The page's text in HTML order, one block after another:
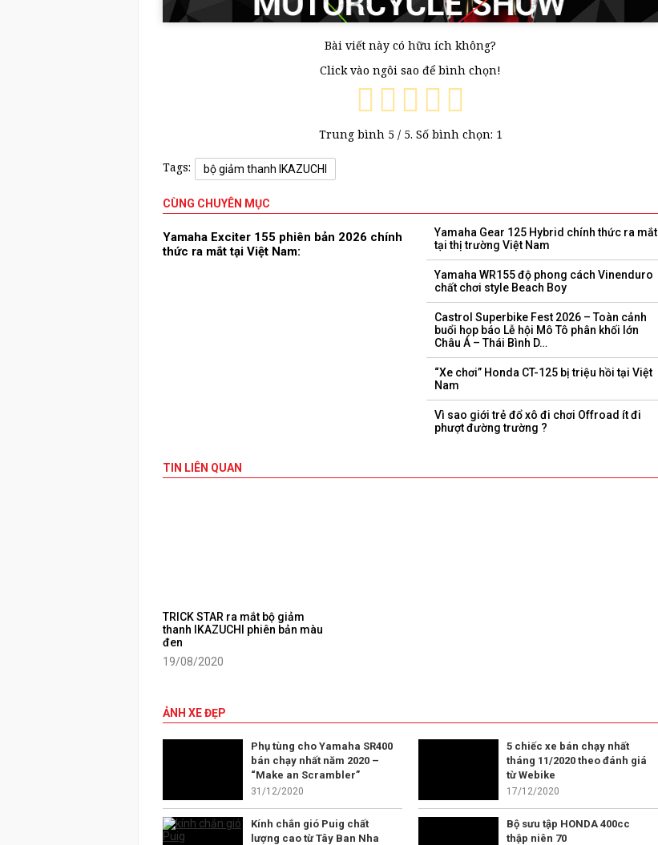
Bài viết này có hữu ích không?
Click vào ngôi sao để bình chọn!
Trung bình 5 / 5. Số bình chọn: 1
Tags: bộ giảm thanh IKAZUCHI
CÙNG CHUYÊN MỤC
Yamaha Exciter 155 phiên bản 2026 chính
thức ra mắt tại Việt Nam:
Yamaha Gear 125 Hybrid chính thức ra mắt
tại thị trường Việt Nam
Yamaha WR155 độ phong cách Vinenduro
chất chơi style Beach Boy
Castrol Superbike Fest 2026 – Toàn cảnh
buổi họp báo Lễ hội Mô Tô phân khối lớn
Châu Á – Thái Bình D…
“Xe chơi” Honda CT-125 bị triệu hồi tại Việt
Nam
Vì sao giới trẻ đổ xô đi chơi Offroad ít đi
phượt đường trường ?
TIN LIÊN QUAN
TRICK STAR ra mắt bộ giảm
thanh IKAZUCHI phiên bản màu
đen
19/08/2020
ẢNH XE ĐẸP
Phụ tùng cho Yamaha SR400
bán chạy nhất năm 2020 –
“Make an Scrambler”
31/12/2020
5 chiếc xe bán chạy nhất
tháng 11/2020 theo đánh giá
từ Webike
17/12/2020
Kính chắn gió Puig chất
lượng cao từ Tây Ban Nha
Bộ sưu tập HONDA 400cc
thập niên 70